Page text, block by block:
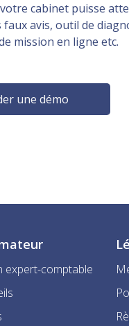
cabinet puisse
faux avis, outil de
mission en ligne etc.
une démo
expert-comptable